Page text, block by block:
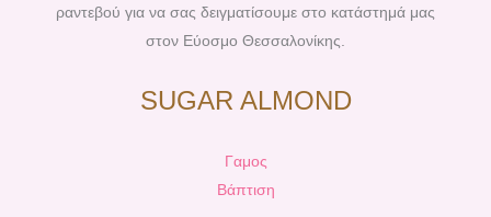
ραντεβού για να σας δειγματίσουμε στο κατάστημά μας
στον Εύοσμο Θεσσαλονίκης.
SUGAR ALMOND
Γαμος
Βάπτιση